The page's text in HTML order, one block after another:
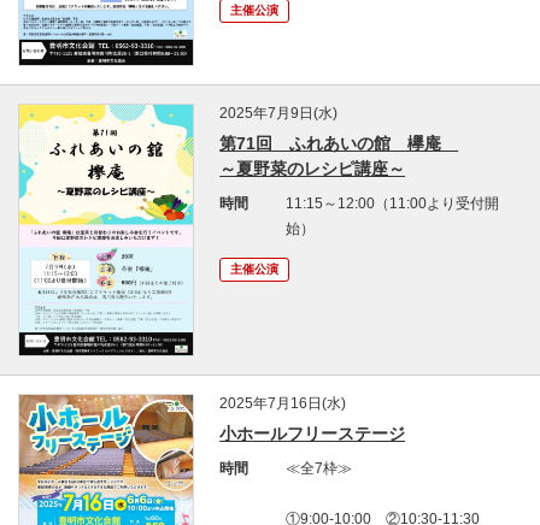
主催公演
2025年7月9日(水)
第71回 ふれあいの館 欅庵
～夏野菜のレシピ講座～
時間
11:15～12:00（11:00より受付開
始）
主催公演
2025年7月16日(水)
小ホールフリーステージ
時間 ≪全7枠≫
①9:00-10:00 ②10:30-11:30